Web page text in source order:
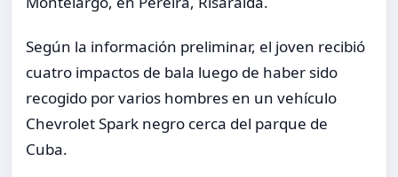
Según la información preliminar, el joven recibió
cuatro impactos de bala luego de haber sido
recogido por varios hombres en un vehículo
Chevrolet Spark negro cerca del parque de
Cuba.